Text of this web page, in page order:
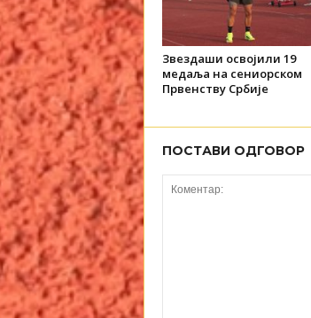
Звездаши освојили 19
медаља на сениорском
Првенству Србије
ПОСТАВИ ОДГОВОР